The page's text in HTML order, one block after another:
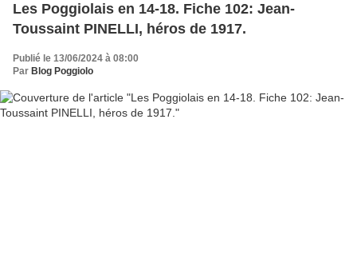
Les Poggiolais en 14-18. Fiche 102: Jean-
Toussaint PINELLI, héros de 1917.
Publié le 13/06/2024 à 08:00
Par Blog Poggiolo